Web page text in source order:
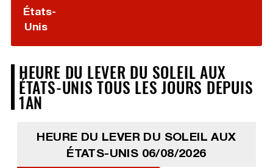
États-
Unis
HEURE DU LEVER DU SOLEIL AUX
ÉTATS-UNIS TOUS LES JOURS DEPUIS
1AN
HEURE DU LEVER DU SOLEIL AUX
ÉTATS-UNIS 06/08/2026